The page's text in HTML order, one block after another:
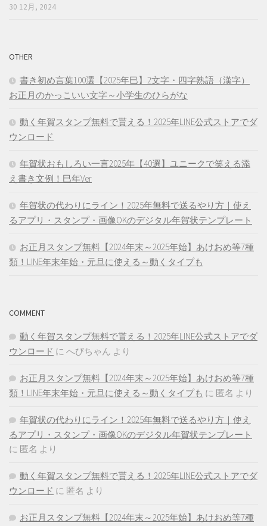
30 12月, 2024
OTHER
書き初め言葉100選【2025年巳】2文字・四字熟語（漢字）
お正月のかっこいい文字～小学生のひらがな
動く年賀スタンプ無料で貰える！2025年LINE公式ストアでダ
ウンロード
年賀状おもしろい一言2025年【40選】ユニークで笑える添
え書き文例！巳年Ver
年賀状の代わりにライン！2025年無料で送るやり方｜使え
るアプリ・スタンプ・画像OKのデジタル年賀状テンプレート
お正月スタンプ無料【2024年末～2025年始】あけおめ等7種
類！LINE年末年始・元旦に使える～動くタイプも
COMMENT
動く年賀スタンプ無料で貰える！2025年LINE公式ストアでダ
ウンロード に へびちゃん より
お正月スタンプ無料【2024年末～2025年始】あけおめ等7種
類！LINE年末年始・元旦に使える～動くタイプも に 匿名 より
年賀状の代わりにライン！2025年無料で送るやり方｜使え
るアプリ・スタンプ・画像OKのデジタル年賀状テンプレート
に 匿名 より
動く年賀スタンプ無料で貰える！2025年LINE公式ストアでダ
ウンロード に 匿名 より
お正月スタンプ無料【2024年末～2025年始】あけおめ等7種